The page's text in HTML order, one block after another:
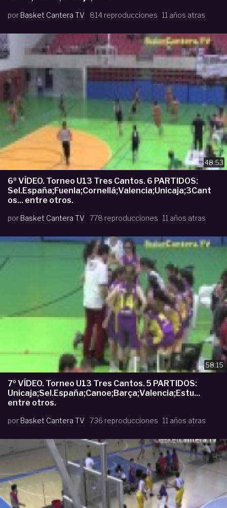
por Basket Cantera TV 814 reproducciones 11 años atras
48:53
6º VÍDEO. Torneo U13 Tres Cantos. 6 PARTIDOS:
Sel.España;Fuenla;Cornellá;Valencia;Unicaja;3Cant
os... entre otros.
por Basket Cantera TV 778 reproducciones 11 años atras
58:15
7º VÍDEO. Torneo U13 Tres Cantos. 5 PARTIDOS:
Unicaja;Sel.España;Canoe;Barça;Valencia;Estu...
entre otros.
por Basket Cantera TV 736 reproducciones 11 años atras